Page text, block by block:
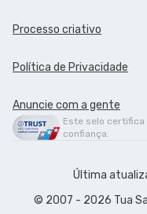
Processo criativo
Política de Privacidade
Anuncie com a gente
Este selo
confiança.
Última
© 2007 - 2026 Tua